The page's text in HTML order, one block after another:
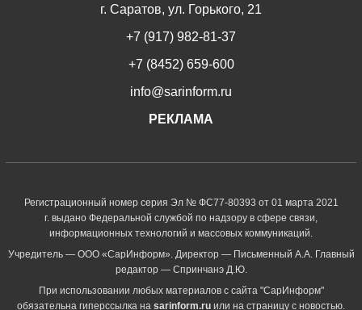
г. Саратов, ул. Горького, 21
+7 (917) 982-81-37
+7 (8452) 659-600
info@sarinform.ru
РЕКЛАМА
Регистрационный номер серия Эл № ФС77-80393 от 01 марта 2021
г. выдано Федеральной службой по надзору в сфере связи,
информационных технологий и массовых коммуникаций.
Учредитель — ООО «СарИнформ». Директор — Письменный А.А. Главный
редактор — Спринчанэ Д.Ю.
При использовании любых материалов с сайта "СарИнформ"
обязательна гиперссылка на sarinform.ru или на страницу с новостью.